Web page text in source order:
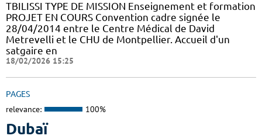
TBILISSI TYPE DE MISSION Enseignement et formation
PROJET EN COURS Convention cadre signée le
28/04/2014 entre le Centre Médical de David
Metrevelli et le CHU de Montpellier. Accueil d'un
satgaire en
18/02/2026 15:25
PAGES
relevance: 100%
Dubaï